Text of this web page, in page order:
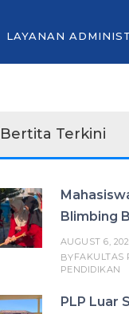
LAYANAN
Bertita Terkini
Blimbing
AUGUST 6,
BYFAKULTAS
PENDIDIKAN
PLP Luar